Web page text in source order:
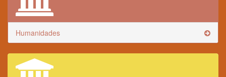
Humanidades